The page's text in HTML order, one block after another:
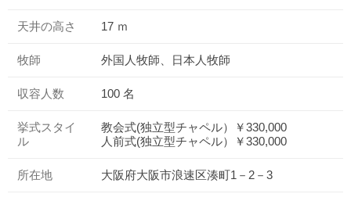
天井の高さ 17 ｍ
牧師 外国人牧師、日本人牧師
収容人数 100 名
挙式スタイ
ル
教会式(独立型チャペル）￥330,000
人前式(独立型チャペル）￥330,000
所在地 大阪府大阪市浪速区湊町1－2－3